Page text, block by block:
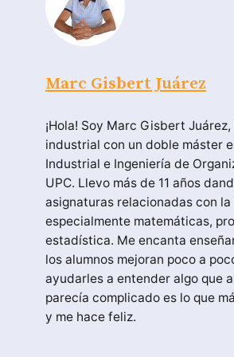
Marc Gisbert Juárez
¡Hola! Soy Marc Gisbert
industrial con un doble máster
Industrial e Ingeniería de
UPC. Llevo más de 11 años
asignaturas relacionadas con la
especialmente matemáticas,
estadística. Me encanta
los alumnos mejoran poco a
ayudarles a entender algo que
parecía complicado es lo que
y me hace feliz.